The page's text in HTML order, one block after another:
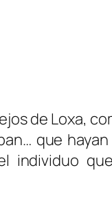
de Loxa,
que
individuo